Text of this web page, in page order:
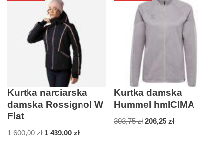
Kurtka narciarska
damska Rossignol W
Flat
1 600,00zł 1 439,00 zł
Kurtka damska
Hummel hmlCIMA
303,75zł 206,25zł